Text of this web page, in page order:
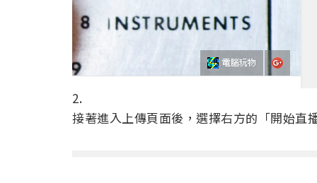
2.
接著進入上傳頁面後，選擇右方的「開始直